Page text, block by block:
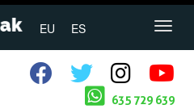
EU ES
635 729 639